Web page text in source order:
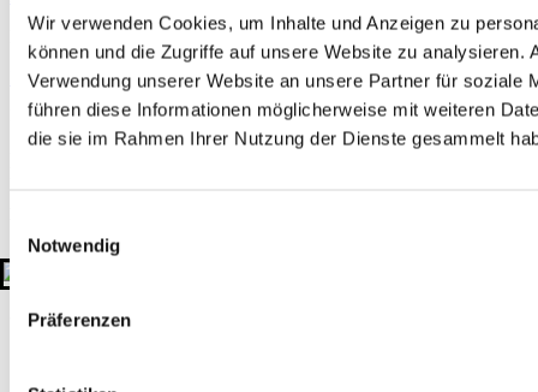
Wir verwenden Cookies, um Inhalte und Anzeigen zu
können und die Zugriffe auf unsere Website zu analysieren.
Verwendung unserer Website an unsere Partner für soziale
führen diese Informationen möglicherweise mit weiteren
die sie im Rahmen Ihrer Nutzung der Dienste gesammelt
Notwendig
Präferenzen
Rechtliches
Impressum Datenschutzerklärung Hinweisgeber-Plattform
Kontakt
Sahlkamp 149
30179 Hannover
© 2026 GTU. Alle Rechte vorbehalten